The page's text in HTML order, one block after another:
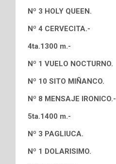
Nº 3 HOLY QUEEN.
Nº 4 CERVECITA.-
4ta.1300 m.-
Nº 1 VUELO NOCTURNO.
Nº 10 SITO MIÑANCO.
Nº 8 MENSAJE IRONICO.-
5ta.1400 m.-
Nº 3 PAGLIUCA.
Nº 1 DOLARISIMO.